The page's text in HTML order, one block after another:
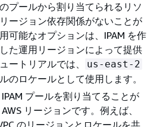
プールから割り当てられるリソ
ージョン依存関係がないことが
可能なオプションは、IPAM を作
た運用リージョンによって提供
ートリアルでは、
us-east-2
のロケールとして使用します。
プールを割り当てることが
リージョンです。例えば、
のリージョンとロケールを共